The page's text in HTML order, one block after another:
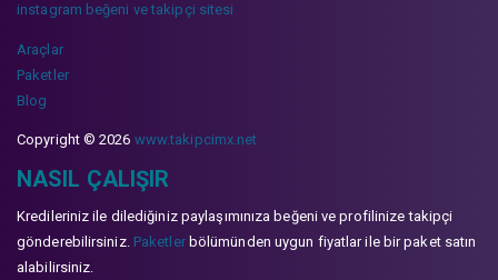
instagram beğeni ve takipçi sitesi
Araçlar
Paketler
Blog
Copyright © 2026 www.takipcimx.net
NASIL ÇALIŞIR
Kredileriniz ile dilediğiniz paylaşımınıza beğeni ve profilinize takipçi
gönderebilirsiniz. Paketlerbölümünden uygun fiyatlar ile bir paket satın
alabilirsiniz.